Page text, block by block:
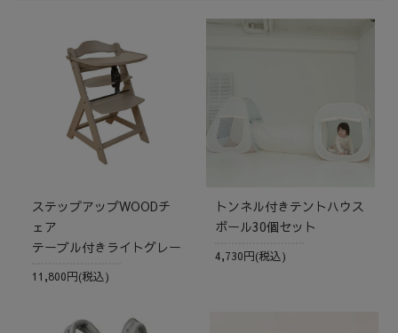
ステップアップWOODチ
ェア
テーブル付きライトグレー
11,800円(税込)
トンネル付きテントハウス
ボール30個セット
4,730円(税込)